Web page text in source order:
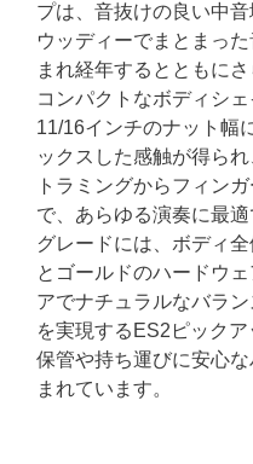
プは、音抜けの良い中
ウッディーでまとまっ
まれ経年するとともに
コンパクトなボディシ
11/16インチのナット幅
ックスした感触が得ら
トラミングからフィン
で、あらゆる演奏に最
グレードには、ボディ
とゴールドのハードウ
アでナチュラルなバラ
を実現するES2ピックア
保管や持ち運びに安心
まれています。